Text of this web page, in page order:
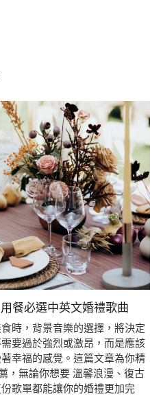
餐必選中英文婚禮歌曲
時，背景音樂的選擇，將決定
要過於強烈或激昂，而是應該
幸福的感覺。這篇文章為你精
，無論你想要 溫馨浪漫、復古
歌單都能讓你的婚禮更加完